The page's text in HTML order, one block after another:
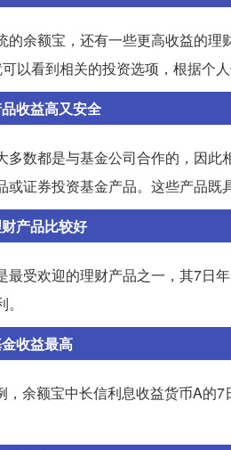
的余额宝，还有一些更高收益的
可以看到相关的投资选项，根据个
收益高又安全
多数都是与基金公司合作的，因
证券投资基金产品。这些产品既
产品比较好
最受欢迎的理财产品之一，其7日
收益最高
，余额宝中长信利息收益货币A的